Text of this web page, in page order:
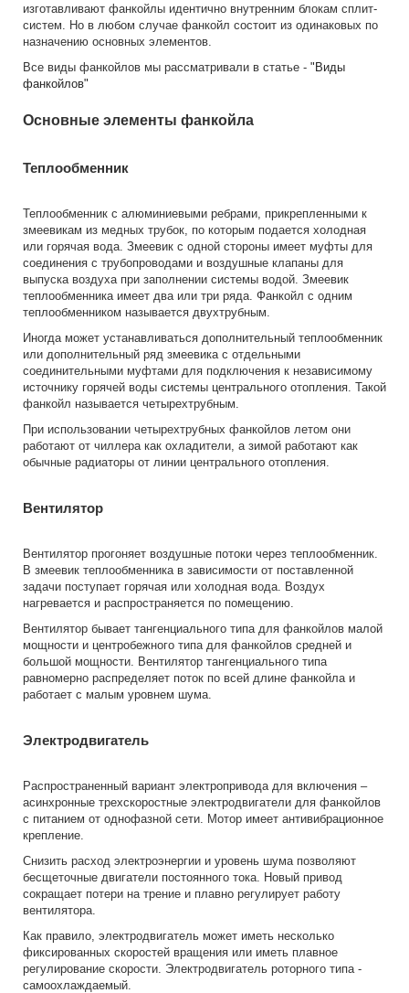
изготавливают фанкойлы идентично внутренним блокам сплит-
систем. Но в любом случае фанкойл состоит из одинаковых по
назначению основных элементов.
Все виды фанкойлов мы рассматривали в статье - "Виды
фанкойлов"
Основные элементы фанкойла
Теплообменник
Теплообменник с алюминиевыми ребрами, прикрепленными к
змеевикам из медных трубок, по которым подается холодная
или горячая вода. Змеевик с одной стороны имеет муфты для
соединения с трубопроводами и воздушные клапаны для
выпуска воздуха при заполнении системы водой. Змеевик
теплообменника имеет два или три ряда. Фанкойл с одним
теплообменником называется двухтрубным.
Иногда может устанавливаться дополнительный теплообменник
или дополнительный ряд змеевика с отдельными
соединительными муфтами для подключения к независимому
источнику горячей воды системы центрального отопления. Такой
фанкойл называется четырехтрубным.
При использовании четырехтрубных фанкойлов летом они
работают от чиллера как охладители, а зимой работают как
обычные радиаторы от линии центрального отопления.
Вентилятор
Вентилятор прогоняет воздушные потоки через теплообменник.
В змеевик теплообменника в зависимости от поставленной
задачи поступает горячая или холодная вода. Воздух
нагревается и распространяется по помещению.
Вентилятор бывает тангенциального типа для фанкойлов малой
мощности и центробежного типа для фанкойлов средней и
большой мощности. Вентилятор тангенциального типа
равномерно распределяет поток по всей длине фанкойла и
работает с малым уровнем шума.
Электродвигатель
Распространенный вариант электропривода для включения –
асинхронные трехскоростные электродвигатели для фанкойлов
с питанием от однофазной сети. Мотор имеет антивибрационное
крепление.
Снизить расход электроэнергии и уровень шума позволяют
бесщеточные двигатели постоянного тока. Новый привод
сокращает потери на трение и плавно регулирует работу
вентилятора.
Как правило, электродвигатель может иметь несколько
фиксированных скоростей вращения или иметь плавное
регулирование скорости. Электродвигатель роторного типа -
самоохлаждаемый.